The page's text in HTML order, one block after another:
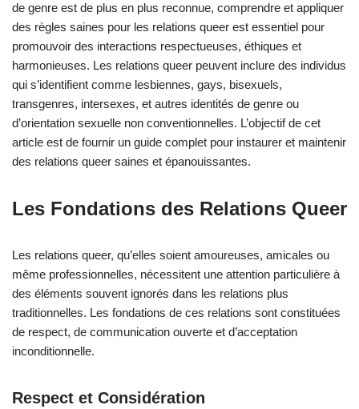
de genre est de plus en plus reconnue, comprendre et appliquer
des règles saines pour les relations queer est essentiel pour
promouvoir des interactions respectueuses, éthiques et
harmonieuses. Les relations queer peuvent inclure des individus
qui s’identifient comme lesbiennes, gays, bisexuels,
transgenres, intersexes, et autres identités de genre ou
d’orientation sexuelle non conventionnelles. L’objectif de cet
article est de fournir un guide complet pour instaurer et maintenir
des relations queer saines et épanouissantes.
Les Fondations des Relations Queer
Les relations queer, qu’elles soient amoureuses, amicales ou
même professionnelles, nécessitent une attention particulière à
des éléments souvent ignorés dans les relations plus
traditionnelles. Les fondations de ces relations sont constituées
de respect, de communication ouverte et d’acceptation
inconditionnelle.
Respect et Considération